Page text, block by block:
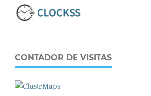
CONTADOR DE VISITAS